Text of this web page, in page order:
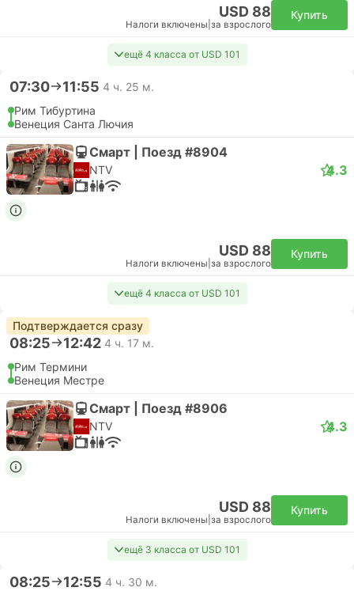
USD 88
Налоги включены за взрослого
Купить
ещё 4 класса от USD 101
07:30 11:55 4 ч. 25 м.
Рим Тибуртина
Венеция Санта Лючия
Смарт | Поезд #8904
NTV 4.3
USD 88
Налоги включены за взрослого
Купить
ещё 4 класса от USD 101
Подтверждается сразу
08:25 12:42 4 ч. 17 м.
Рим Термини
Венеция Местре
Смарт | Поезд #8906
NTV 4.3
USD 88
Налоги включены за взрослого
Купить
ещё 3 класса от USD 101
08:25 12:55 4 ч. 30 м.